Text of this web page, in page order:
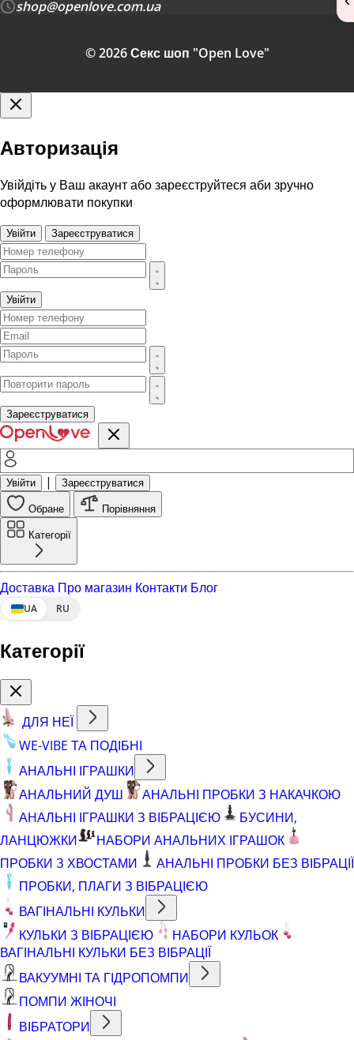
shop@openlove.com.ua
© 2026 Секс шоп "Open Love"
Авторизація
Увійдіть у Ваш акаунт або зареєструйтеся аби зручно
оформлювати покупки
Увійти Зареєструватися
Увійти
Зареєструватися
Увійти | Зареєструватися
Обране Порівняння
Категорії
Доставка Про магазин Контакти Блог
UA RU
Категорії
ДЛЯ НЕЇ
WE-VIBE ТА ПОДІБНІ
АНАЛЬНІ ІГРАШКИ
АНАЛЬНИЙ ДУШ
АНАЛЬНІ ПРОБКИ З НАКАЧКОЮ
АНАЛЬНІ ІГРАШКИ З ВІБРАЦІЄЮ
БУСИНИ,
ЛАНЦЮЖКИ
НАБОРИ АНАЛЬНИХ ІГРАШОК
ПРОБКИ З ХВОСТАМИ
АНАЛЬНІ ПРОБКИ БЕЗ ВІБРАЦІЇ
ПРОБКИ, ПЛАГИ З ВІБРАЦІЄЮ
ВАГІНАЛЬНІ КУЛЬКИ
КУЛЬКИ З ВІБРАЦІЄЮ
НАБОРИ КУЛЬОК
ВАГІНАЛЬНІ КУЛЬКИ БЕЗ ВІБРАЦІЇ
ВАКУУМНІ ТА ГІДРОПОМПИ
ПОМПИ ЖІНОЧІ
ВІБРАТОРИ